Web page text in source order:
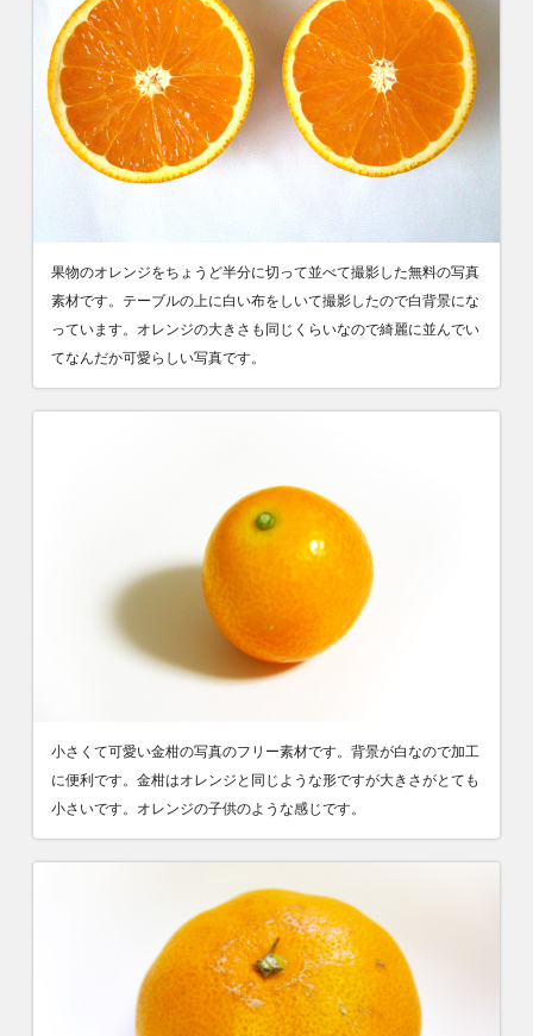
果物のオレンジをちょうど半分に切って並べて撮影した無料の写真
素材です。テーブルの上に白い布をしいて撮影したので白背景にな
っています。オレンジの大きさも同じくらいなので綺麗に並んでい
てなんだか可愛らしい写真です。
小さくて可愛い金柑の写真のフリー素材です。背景が白なので加工
に便利です。金柑はオレンジと同じような形ですが大きさがとても
小さいです。オレンジの子供のような感じです。